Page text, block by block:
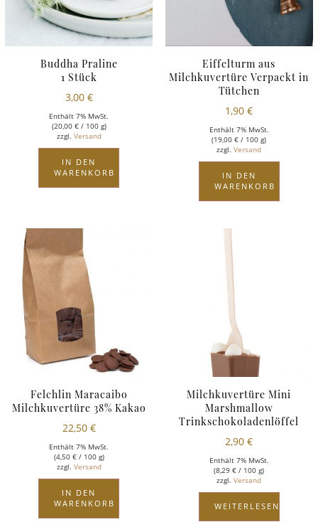
Buddha Praline
1 Stück
3,00 €
Enthält 7% MwSt.
(20,00 €/ 100 g)
zzgl. Versand
IN DEN
WARENKORB
Eiffelturm aus
Milchkuvertüre Verpackt in
Tütchen
1,90€
Enthält 7% MwSt.
(19,00€ / 100 g)
zzgl.Versand
IN DEN
WARENKORB
Felchlin Maracaibo
Milchkuvertüre 38% Kakao
22,50 €
Enthält 7% MwSt.
(4,50 €/ 100 g)
zzgl. Versand
IN DEN
WARENKORB
Milchkuvertüre Mini
Marshmallow
Trinkschokoladenlöffel
2,90€
Enthält 7% MwSt.
(8,29€ / 100 g)
zzgl.Versand
WEITERLESEN